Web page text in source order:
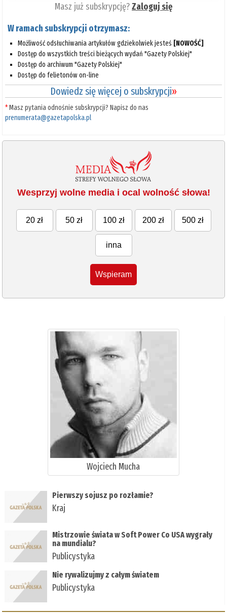
Masz już subskrypcję?Zaloguj się
W ramach subskrypcji otrzymasz:
Możliwość odsłuchiwania artykułów gdziekolwiek jesteś [NOWOŚĆ]
Dostęp do wszystkich treści bieżących wydań "Gazety Polskiej"
Dostęp do archiwum "Gazety Polskiej"
Dostęp do felietonów on-line
Dowiedz się więcej o subskrypcji»
*Masz pytania odnośnie subskrypcji? Napisz do nas
prenumerata@gazetapolska.pl
Wesprzyj wolne media i ocal wolność słowa!
20 zł 50 zł 100 zł 200 zł 500 zł
inna
Wspieram
Wojciech Mucha
Pierwszy sojusz po rozłamie?
Kraj
Mistrzowie świata w Soft Power Co USA wygrały
na mundialu?
Publicystyka
Nie rywalizujmy z całym światem
Publicystyka